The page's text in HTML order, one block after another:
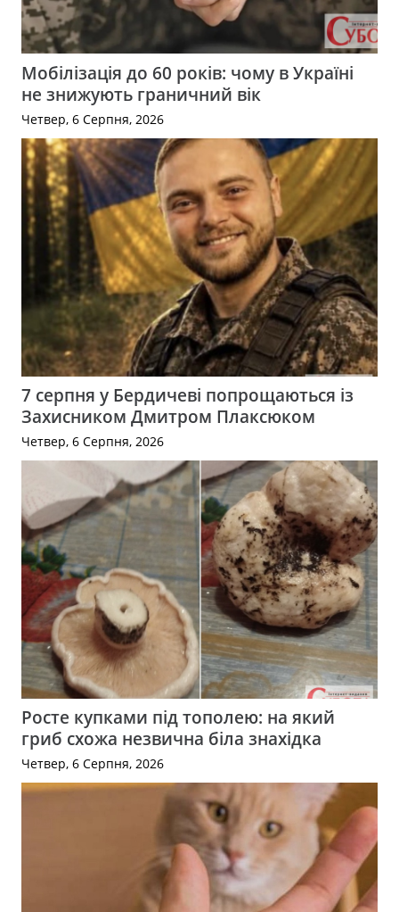
Мобілізація до 60 років: чому в Україні
не знижують граничний вік
Четвер, 6 Серпня, 2026
7 серпня у Бердичеві попрощаються із
Захисником Дмитром Плаксюком
Четвер, 6 Серпня, 2026
Росте купками під тополею: на який
гриб схожа незвична біла знахідка
Четвер, 6 Серпня, 2026